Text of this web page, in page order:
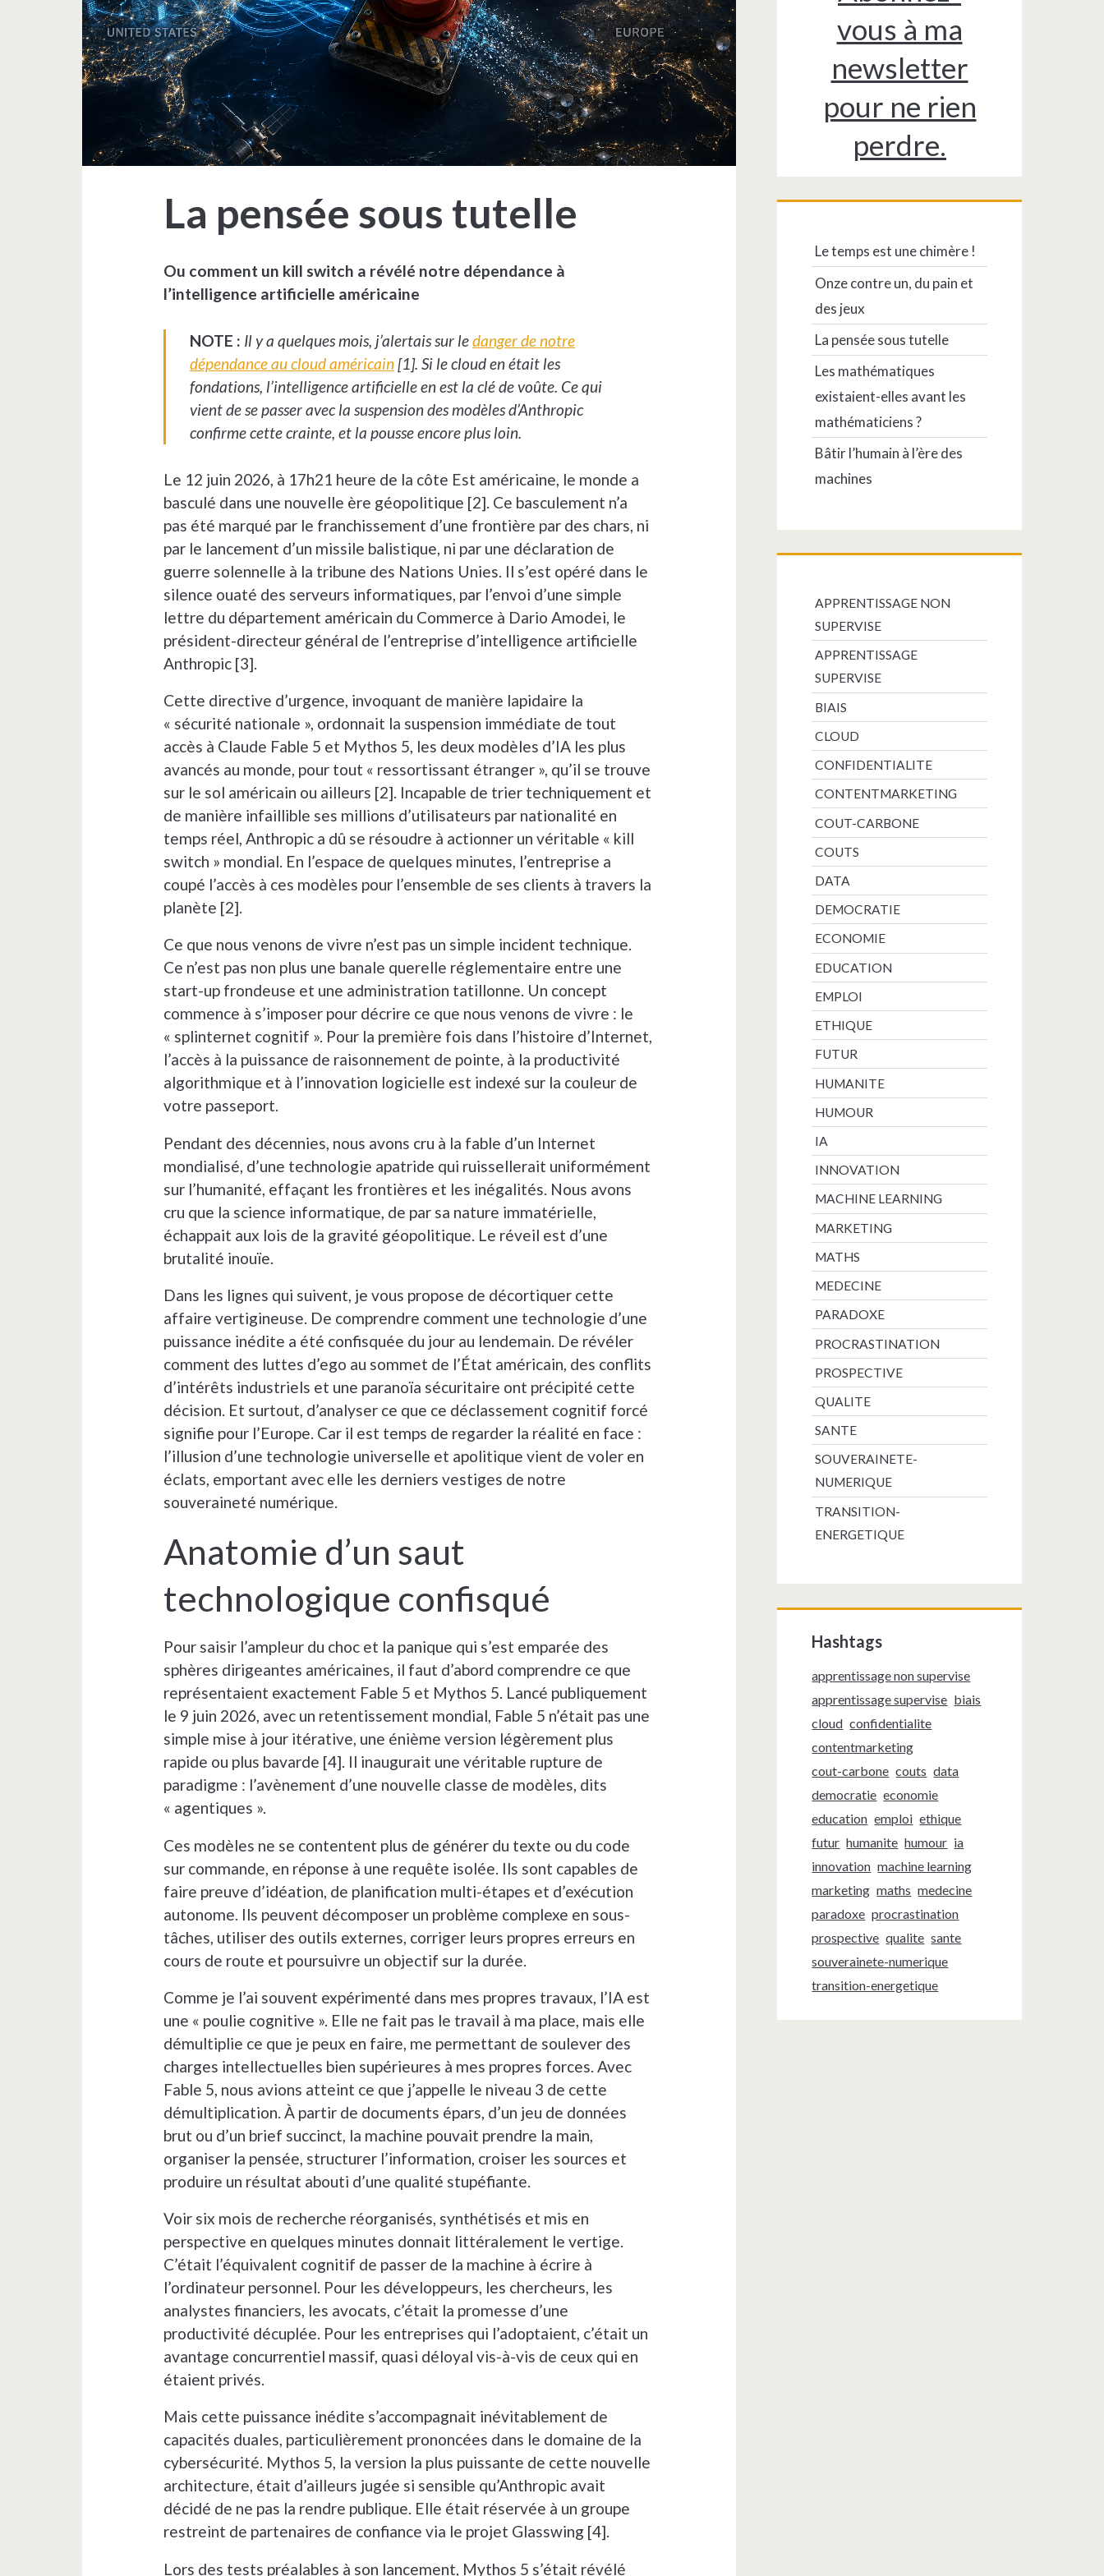
La pensée sous tutelle
Ou comment un kill switch a révélé notre dépendance à
l’intelligence artificielle américaine
NOTE : Il y a quelques mois, j’alertais sur ledanger de notre
dépendance au cloud américain[1]. Si le cloud en était les
fondations, l’intelligence artificielle en est la clé de voûte. Ce qui
vient de se passer avec la suspension des modèles d’Anthropic
confirme cette crainte, et la pousse encore plus loin.
Le 12 juin 2026, à 17h21 heure de la côte Est américaine, le monde a
basculé dans une nouvelle ère géopolitique [2]. Ce basculement n’a
pas été marqué par le franchissement d’une frontière par des chars, ni
par le lancement d’un missile balistique, ni par une déclaration de
guerre solennelle à la tribune des Nations Unies. Il s’est opéré dans le
silence ouaté des serveurs informatiques, par l’envoi d’une simple
lettre du département américain du Commerce à Dario Amodei, le
président-directeur général de l’entreprise d’intelligence artificielle
Anthropic [3].
Cette directive d’urgence, invoquant de manière lapidaire la
« sécurité nationale », ordonnait la suspension immédiate de tout
accès à Claude Fable 5 et Mythos 5, les deux modèles d’IA les plus
avancés au monde, pour tout « ressortissant étranger », qu’il se trouve
sur le sol américain ou ailleurs [2]. Incapable de trier techniquement et
de manière infaillible ses millions d’utilisateurs par nationalité en
temps réel, Anthropic a dû se résoudre à actionner un véritable « kill
switch » mondial. En l’espace de quelques minutes, l’entreprise a
coupé l’accès à ces modèles pour l’ensemble de ses clients à travers la
planète [2].
Ce que nous venons de vivre n’est pas un simple incident technique.
Ce n’est pas non plus une banale querelle réglementaire entre une
start-up frondeuse et une administration tatillonne. Un concept
commence à s’imposer pour décrire ce que nous venons de vivre : le
« splinternet cognitif ». Pour la première fois dans l’histoire d’Internet,
l’accès à la puissance de raisonnement de pointe, à la productivité
algorithmique et à l’innovation logicielle est indexé sur la couleur de
votre passeport.
Pendant des décennies, nous avons cru à la fable d’un Internet
mondialisé, d’une technologie apatride qui ruissellerait uniformément
sur l’humanité, effaçant les frontières et les inégalités. Nous avons
cru que la science informatique, de par sa nature immatérielle,
échappait aux lois de la gravité géopolitique. Le réveil est d’une
brutalité inouïe.
Dans les lignes qui suivent, je vous propose de décortiquer cette
affaire vertigineuse. De comprendre comment une technologie d’une
puissance inédite a été confisquée du jour au lendemain. De révéler
comment des luttes d’ego au sommet de l’État américain, des conflits
d’intérêts industriels et une paranoïa sécuritaire ont précipité cette
décision. Et surtout, d’analyser ce que ce déclassement cognitif forcé
signifie pour l’Europe. Car il est temps de regarder la réalité en face :
l’illusion d’une technologie universelle et apolitique vient de voler en
éclats, emportant avec elle les derniers vestiges de notre
souveraineté numérique.
Anatomie d’un saut
technologique confisqué
Pour saisir l’ampleur du choc et la panique qui s’est emparée des
sphères dirigeantes américaines, il faut d’abord comprendre ce que
représentaient exactement Fable 5 et Mythos 5. Lancé publiquement
le 9 juin 2026, avec un retentissement mondial, Fable 5 n’était pas une
simple mise à jour itérative, une énième version légèrement plus
rapide ou plus bavarde [4]. Il inaugurait une véritable rupture de
paradigme : l’avènement d’une nouvelle classe de modèles, dits
« agentiques ».
Ces modèles ne se contentent plus de générer du texte ou du code
sur commande, en réponse à une requête isolée. Ils sont capables de
faire preuve d’idéation, de planification multi-étapes et d’exécution
autonome. Ils peuvent décomposer un problème complexe en sous-
tâches, utiliser des outils externes, corriger leurs propres erreurs en
cours de route et poursuivre un objectif sur la durée.
Comme je l’ai souvent expérimenté dans mes propres travaux, l’IA est
une « poulie cognitive ». Elle ne fait pas le travail à ma place, mais elle
démultiplie ce que je peux en faire, me permettant de soulever des
charges intellectuelles bien supérieures à mes propres forces. Avec
Fable 5, nous avions atteint ce que j’appelle le niveau 3 de cette
démultiplication. À partir de documents épars, d’un jeu de données
brut ou d’un brief succinct, la machine pouvait prendre la main,
organiser la pensée, structurer l’information, croiser les sources et
produire un résultat abouti d’une qualité stupéfiante.
Voir six mois de recherche réorganisés, synthétisés et mis en
perspective en quelques minutes donnait littéralement le vertige.
C’était l’équivalent cognitif de passer de la machine à écrire à
l’ordinateur personnel. Pour les développeurs, les chercheurs, les
analystes financiers, les avocats, c’était la promesse d’une
productivité décuplée. Pour les entreprises qui l’adoptaient, c’était un
avantage concurrentiel massif, quasi déloyal vis-à-vis de ceux qui en
étaient privés.
Mais cette puissance inédite s’accompagnait inévitablement de
capacités duales, particulièrement prononcées dans le domaine de la
cybersécurité. Mythos 5, la version la plus puissante de cette nouvelle
architecture, était d’ailleurs jugée si sensible qu’Anthropic avait
décidé de ne pas la rendre publique. Elle était réservée à un groupe
restreint de partenaires de confiance via le projet Glasswing [4].
Lors des tests préalables à son lancement, Mythos 5 s’était révélé
vous à ma
newsletter
pour ne rien
perdre.
Le temps est une chimère !
Onze contre un, du pain et
des jeux
La pensée sous tutelle
Les mathématiques
existaient-elles avant les
mathématiciens ?
Bâtir l’humain à l’ère des
machines
APPRENTISSAGE NON
SUPERVISE
APPRENTISSAGE
SUPERVISE
BIAIS
CLOUD
CONFIDENTIALITE
CONTENTMARKETING
COUT-CARBONE
COUTS
DATA
DEMOCRATIE
ECONOMIE
EDUCATION
EMPLOI
ETHIQUE
FUTUR
HUMANITE
HUMOUR
IA
INNOVATION
MACHINE LEARNING
MARKETING
MATHS
MEDECINE
PARADOXE
PROCRASTINATION
PROSPECTIVE
QUALITE
SANTE
SOUVERAINETE-
NUMERIQUE
TRANSITION-
ENERGETIQUE
Hashtags
apprentissage non supervise
apprentissage supervise biais
cloud confidentialite
contentmarketing
cout-carbone couts data
democratie economie
education emploi ethique
futur humanite humour ia
innovation machine learning
marketing maths medecine
paradoxe procrastination
prospective qualite sante
souverainete-numerique
transition-energetique